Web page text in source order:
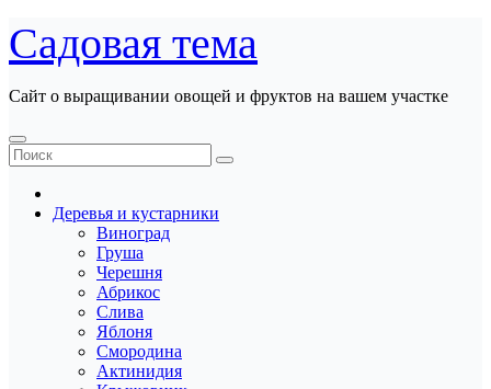
Перейти
к
содержанию
Садовая тема
Сайт о выращивании овощей и фруктов на вашем участке
Деревья и кустарники
Виноград
Груша
Черешня
Абрикос
Слива
Яблоня
Смородина
Актинидия